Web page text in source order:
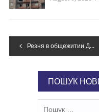
Навігація
Резня в общежитии Днепра: студент-иностранец напал с ножом на соседей, – ФОТО, ВИДЕО
ПОШУК